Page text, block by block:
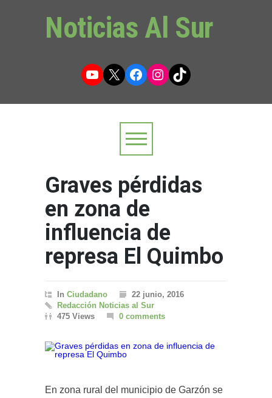
Noticias Al Sur
YouTube
X Facebook
Instagram
TikTok
Graves pérdidas
en zona de
influencia de
represa El Quimbo
In Ciudadano
22 junio, 2016
Redacción Noticias al Sur
475 Views
0 comments
En zona rural del municipio de Garzón se